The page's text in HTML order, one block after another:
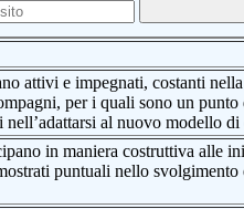
attivi e impegnati, costanti
per i quali sono un
al nuovo modello
in maniera costruttiva alle
puntuali nello